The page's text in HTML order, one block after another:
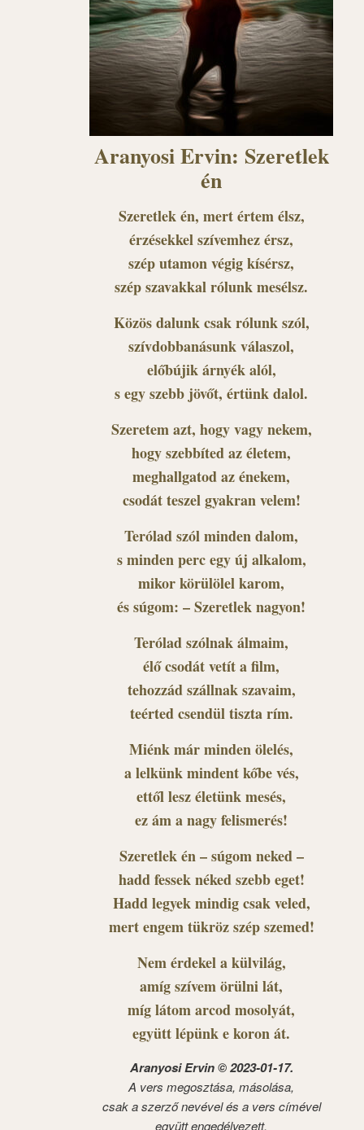
Aranyosi Ervin: Szeretlek
én
Szeretlek én, mert értem élsz,
érzésekkel szívemhez érsz,
szép utamon végig kísérsz,
szép szavakkal rólunk mesélsz.
Közös dalunk csak rólunk szól,
szívdobbanásunk válaszol,
előbújik árnyék alól,
s egy szebb jövőt, értünk dalol.
Szeretem azt, hogy vagy nekem,
hogy szebbíted az életem,
meghallgatod az énekem,
csodát teszel gyakran velem!
Terólad szól minden dalom,
s minden perc egy új alkalom,
mikor körülölel karom,
és súgom: – Szeretlek nagyon!
Terólad szólnak álmaim,
élő csodát vetít a film,
tehozzád szállnak szavaim,
teérted csendül tiszta rím.
Miénk már minden ölelés,
a lelkünk mindent kőbe vés,
ettől lesz életünk mesés,
ez ám a nagy felismerés!
Szeretlek én – súgom neked –
hadd fessek néked szebb eget!
Hadd legyek mindig csak veled,
mert engem tükröz szép szemed!
Nem érdekel a külvilág,
amíg szívem örülni lát,
míg látom arcod mosolyát,
együtt lépünk e koron át.
Aranyosi Ervin © 2023-01-17.
A vers megosztása, másolása,
csak a szerző nevével és a vers címével
együtt engedélyezett.